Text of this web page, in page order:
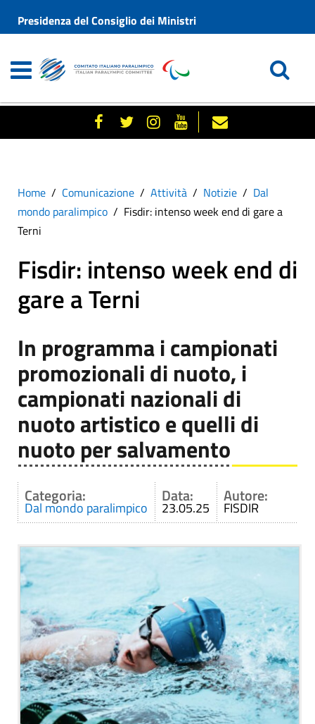
Presidenza del Consiglio dei Ministri
Home Comunicazione Attività Notizie
Dal
mondo paralimpico
Fisdir: intenso week end di gare a
Terni
Fisdir: intenso week end di
gare a Terni
In programma i campionati
promozionali di nuoto, i
campionati nazionali di
nuoto artistico e quelli di
nuoto per salvamento
Categoria:
Dal mondo paralimpico
Data:
23.05.25
Autore:
FISDIR